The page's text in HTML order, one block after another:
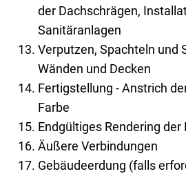
der Dachschrägen,
Sanitäranlagen
Verputzen, Spachteln und
Wänden und Decken
Fertigstellung - Anstrich
Farbe
Endgültiges Rendering der
Äußere Verbindungen
Gebäudeerdung (falls